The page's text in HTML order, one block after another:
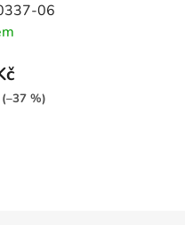
06
(–37 %)